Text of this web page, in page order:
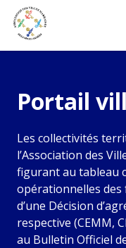
Portail
Les collectivités
l’Association des
figurant au tableau
opérationnelles des
d’une Décision
respective (CEMM,
au Bulletin Officiel